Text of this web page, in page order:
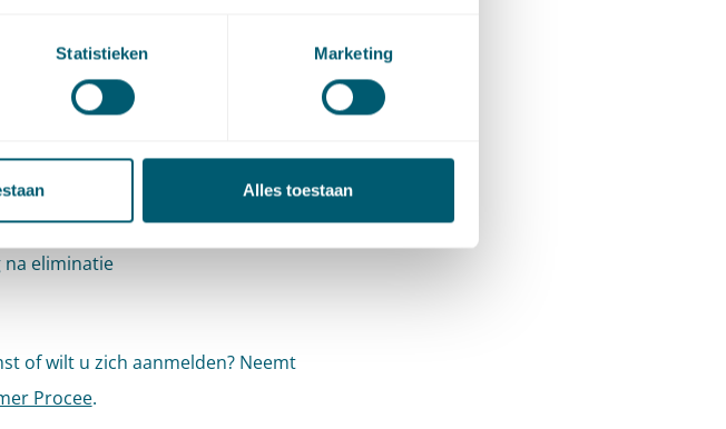
Statistieken Marketing
Alles toestaan
zaken
Albert van Gellicum en
jurisprudentie over de eliminatie
Bijzondere aandacht is er
na eliminatie
of wilt u zich aanmelden? Neemt
Procee.